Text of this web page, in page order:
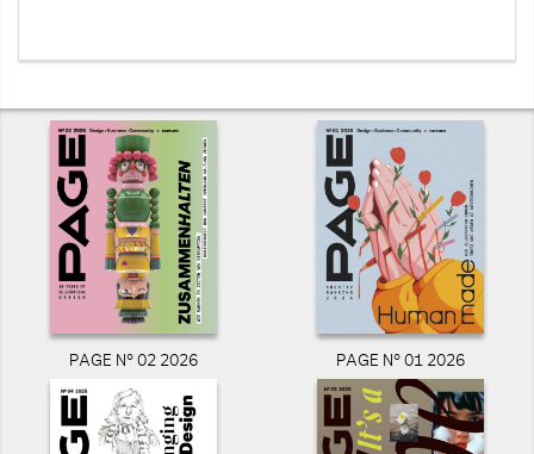
PAGE N° 02 2026 PAGE N° 01 2026